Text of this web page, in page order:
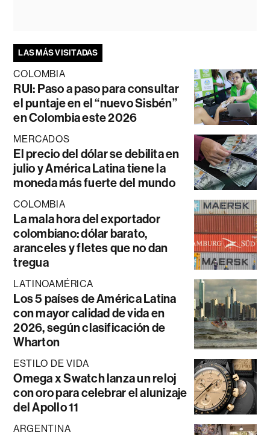
LAS MÁS VISITADAS
COLOMBIA
RUI: Paso a paso para consultar
el puntaje en el “nuevo Sisbén”
en Colombia este 2026
MERCADOS
El precio del dólar se debilita en
julio y América Latina tiene la
moneda más fuerte del mundo
COLOMBIA
La mala hora del exportador
colombiano: dólar barato,
aranceles y fletes que no dan
tregua
LATINOAMÉRICA
Los 5 países de América Latina
con mayor calidad de vida en
2026, según clasificación de
Wharton
ESTILO DE VIDA
Omega x Swatch lanza un reloj
con oro para celebrar el alunizaje
del Apollo 11
ARGENTINA